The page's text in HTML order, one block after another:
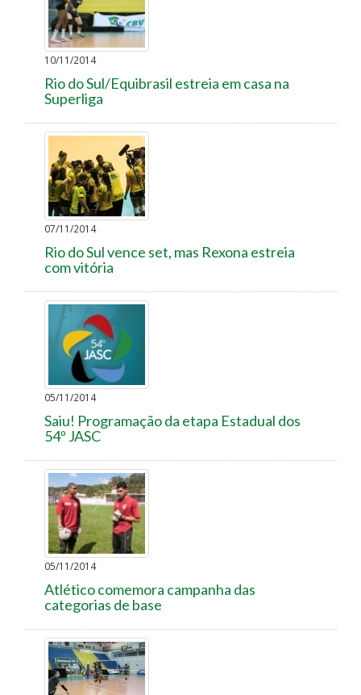
10/11/2014
Rio do Sul/Equibrasil estreia em casa na
Superliga
07/11/2014
Rio do Sul vence set, mas Rexona estreia
com vitória
05/11/2014
Saiu! Programação da etapa Estadual dos
54º JASC
05/11/2014
Atlético comemora campanha das
categorias de base